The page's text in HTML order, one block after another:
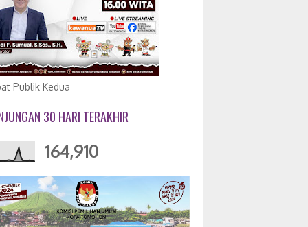
Publik Kedua
30 HARI TERAKHIR
164,910